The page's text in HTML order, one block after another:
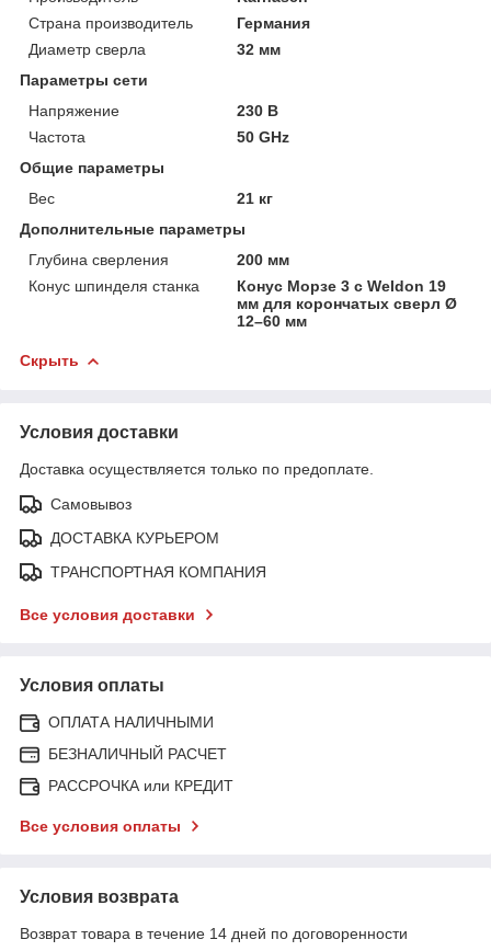
Страна производитель
Германия
Диаметр сверла
32 мм
Параметры сети
Напряжение
230 В
Частота
50 GHz
Общие параметры
Вес
21 кг
Дополнительные параметры
Глубина сверления
200 мм
Конус шпинделя станка
Конус Морзе 3 с Weldon 19
мм для корончатых сверл Ø
12–60 мм
Скрыть
Условия доставки
Доставка осуществляется только по предоплате.
Самовывоз
ДОСТАВКА КУРЬЕРОМ
ТРАНСПОРТНАЯ КОМПАНИЯ
Все условия доставки
Условия оплаты
ОПЛАТА НАЛИЧНЫМИ
БЕЗНАЛИЧНЫЙ РАСЧЕТ
РАССРОЧКА или КРЕДИТ
Все условия оплаты
Условия возврата
Возврат товара в течение 14 дней по договоренности